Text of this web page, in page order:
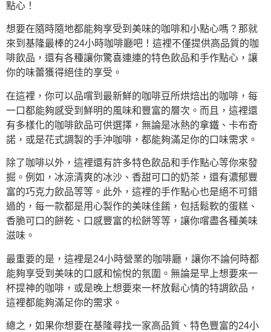
點心！
想要在隨時隨地都能夠享受到美味的咖啡和小點心嗎？那就
來到基隆最棒的24小時咖啡廳吧！這裡不僅提供高品質的咖
啡飲品，還有各種讓你驚喜連連的特色飲品和手作點心，讓
你的味蕾獲得絕佳的享受。
在這裡，你可以品嚐到最新鮮的咖啡豆所烘焙出的咖啡，每
一口都能夠感受到鮮明的風味和豐富的層次。而且，這裡還
有多樣化的咖啡飲品可供選擇，無論是冰熱的拿鐵、卡布奇
諾，或是花式調製的手沖咖啡，都能夠滿足你的口味需求。
除了咖啡以外，這裡還有許多特色飲品和手作點心等你來發
掘。例如，冰涼清爽的冰沙、香甜可口的奶茶，還有濃郁豐
富的巧克力飲品等等。此外，這裡的手作點心也是絕不可錯
過的，每一款都是用心製作的美味佳餚，包括鬆軟的蛋糕、
香脆可口的餅乾、口感豐富的松餅等等，讓你嚐盡各種美味
滋味。
最重要的是，這裡是24小時營業的咖啡廳，讓你不論何時都
能夠享受到美味的口感和愉悅的氛圍。無論是早上想要來一
杯提神的咖啡，或是晚上想要來一杯放鬆心情的特調飲品，
這裡都能夠滿足你的需求。
總之，如果你想要在基隆尋找一家高品質、特色豐富的24小